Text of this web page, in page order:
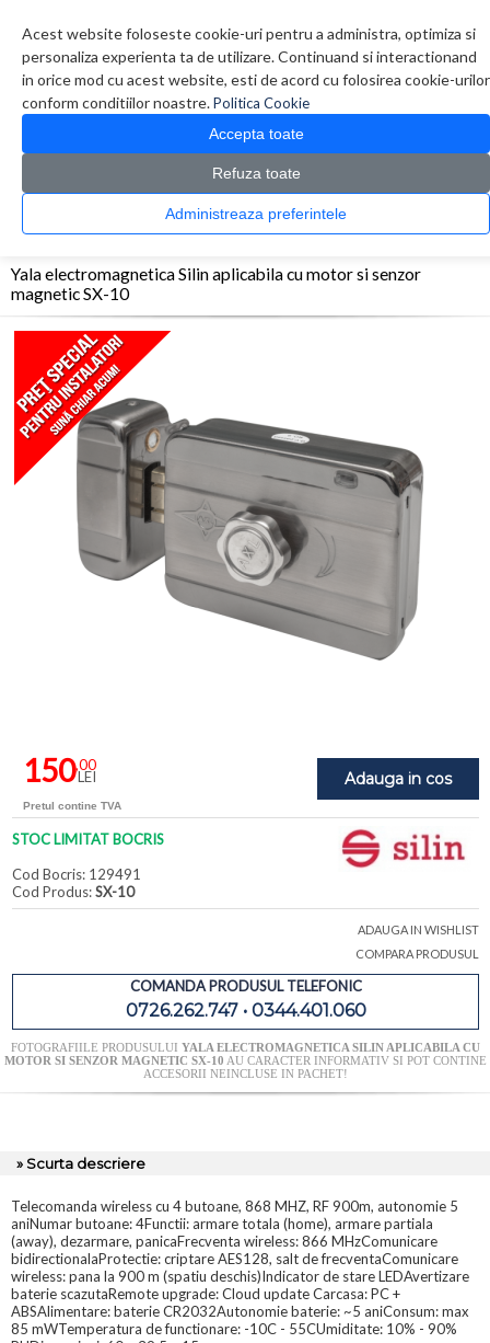
Acest website foloseste cookie-uri pentru a administra, optimiza si
personaliza experienta ta de utilizare. Continuand si interactionand
in orice mod cu acest website, esti de acord cu folosirea cookie-urilor
conform conditiilor noastre.Politica Cookie
Accepta toate
Refuza toate
Administreaza preferintele
0 produs(e)
CATALOG PRODUSE
Electromagneti - Yale > Yale-Bolturi > Yala electromagnetica Silin
Yala electromagnetica Silin aplicabila cu motor si senzor
magnetic SX-10
Adauga in cos
150,00
LEI
Pretul contine TVA
STOC LIMITAT BOCRIS
Cod Bocris: 129491
Cod Produs:SX-10
ADAUGA IN WISHLIST
COMPARA PRODUSUL
COMANDA PRODUSUL TELEFONIC
0726.262.747 • 0344.401.060
FOTOGRAFIILE PRODUSULUI YALA ELECTROMAGNETICA SILIN APLICABILA CU
MOTOR SI SENZOR MAGNETIC SX-10 AU CARACTER INFORMATIV SI POT CONTINE
ACCESORII NEINCLUSE IN PACHET!
» Scurta descriere
Telecomanda wireless cu 4 butoane, 868 MHZ, RF 900m, autonomie 5
aniNumar butoane: 4Functii: armare totala (home), armare partiala
(away), dezarmare, panicaFrecventa wireless: 866 MHzComunicare
bidirectionalaProtectie: criptare AES128, salt de frecventaComunicare
wireless: pana la 900 m (spatiu deschis)Indicator de stare LEDAvertizare
baterie scazutaRemote upgrade: Cloud update Carcasa: PC +
ABSAlimentare: baterie CR2032Autonomie baterie: ~5 aniConsum: max
85 mWTemperatura de functionare: -10C - 55CUmiditate: 10% - 90%